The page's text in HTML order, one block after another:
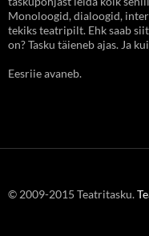
Monoloogid, dialoogid,
tekiks teatripilt. Ehk saab
on? Tasku täieneb ajas. Ja
Eesriie avaneb.
© 2009-2015 Teatritasku.